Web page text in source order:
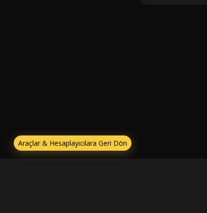
Araçlar & Hesaplayıcılara Geri Dön